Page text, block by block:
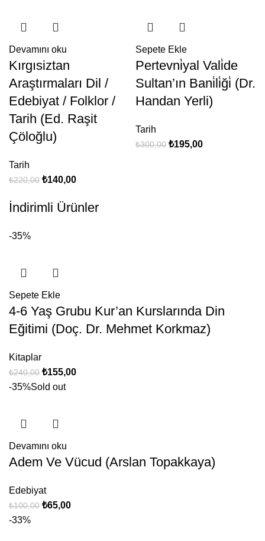
İndirimli Ürünler
-35%
Sepete Ekle
4-6 Yaş Grubu Kur’an Kurslarında Din
Eğitimi (Doç. Dr. Mehmet Korkmaz)
Kitaplar
₺240,00 ₺155,00
-35%Sold out
Devamını oku
Adem Ve Vücud (Arslan Topakkaya)
Edebiyat
₺100,00 ₺65,00
-33%
Devamını oku
Kırgısiztan
Araştırmaları Dil /
Edebiyat / Folklor /
Tarih (Ed. Raşit
Çöloğlu)
Tarih
₺220,00 ₺140,00
Sepete Ekle
Pertevni̇yal Vali̇de
Sultan’ın Bani̇li̇ği̇ (Dr.
Handan Yerli)
Tarih
₺300,00 ₺195,00